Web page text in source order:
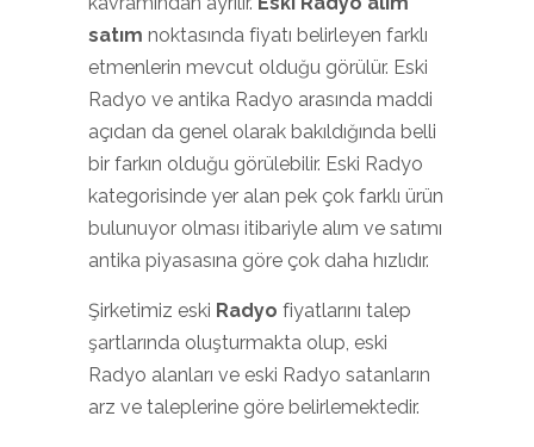
satım noktasında fiyatı belirleyen farklı
etmenlerin mevcut olduğu görülür. Eski
Radyo ve antika Radyo arasında maddi
açıdan da genel olarak bakıldığında belli
bir farkın olduğu görülebilir. Eski Radyo
kategorisinde yer alan pek çok farklı ürün
bulunuyor olması itibariyle alım ve satımı
antika piyasasına göre çok daha hızlıdır.
Şirketimiz eski Radyo fiyatlarını talep
şartlarında oluşturmakta olup, eski
Radyo alanları ve eski Radyo satanların
arz ve taleplerine göre belirlemektedir.